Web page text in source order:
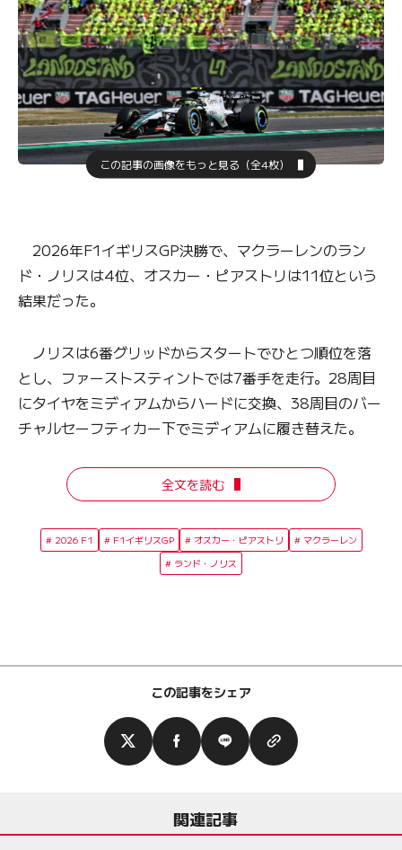
この記事の画像をもっと見る（全4枚）
2026年F1イギリスGP決勝で、マクラーレンのラン
ド・ノリスは4位、オスカー・ピアストリは11位という
結果だった。
ノリスは6番グリッドからスタートでひとつ順位を落
とし、ファーストスティントでは7番手を走行。28周目
にタイヤをミディアムからハードに交換、38周目のバー
チャルセーフティカー下でミディアムに履き替えた。
全文を読む
2026 F1 F1イギリスGP オスカー・ピアストリ
マクラーレン
ランド・ノリス
この記事をシェア
関連記事